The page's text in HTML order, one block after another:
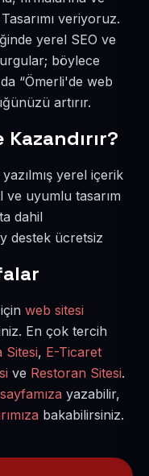
veriyoruz.
yerel SEO ve
böylece
“Ömerli'de web
artırır.
yerel içerik
ve uyumlu tasarım
dahil
destek ücretsiz
web sitesi
En çok tercih
Sitesi, E-Ticaret
ve Restoran Sitesi.
yazabilir,
bakabilirsiniz.